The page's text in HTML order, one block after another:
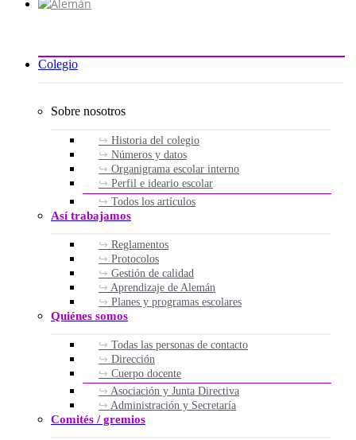
Colegio
Sobre nosotros
Historia del colegio
Números y datos
Organigrama escolar interno
Perfil e ideario escolar
Todos los artículos
Así trabajamos
Reglamentos
Protocolos
Gestión de calidad
Aprendizaje de Alemán
Planes y programas escolares
Quiénes somos
Todas las personas de contacto
Dirección
Cuerpo docente
Asociación y Junta Directiva
Administración y Secretaría
Comités / gremios